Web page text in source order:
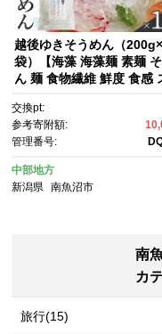
越後ゆきそうめん（
袋）【海藻 海藻麺 素麺
ん 麺 食物繊維 鮮度 食感
交換pt:
参考寄附額:
管理番号:
中部地方
新潟県
南魚沼市
南
カ
旅行(15)